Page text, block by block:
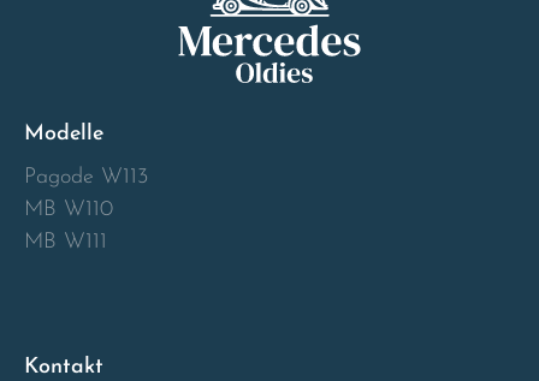
Modelle
Pagode W113
MB W110
MB W111
Kontakt
Slovenia
Spain
United Kingdom